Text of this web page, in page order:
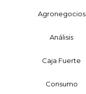
Agronegocios
Análisis
Caja Fuerte
Consumo